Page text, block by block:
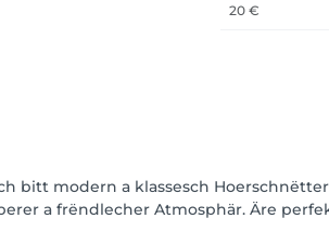
20 €
bitt modern a klassesch
a frëndlecher Atmosphär. Äre